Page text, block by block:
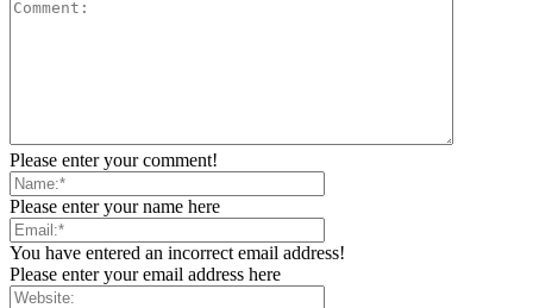
Please enter your comment!
Please enter your name here
You have entered an incorrect email address!
Please enter your email address here